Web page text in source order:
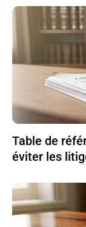
Table de
éviter les